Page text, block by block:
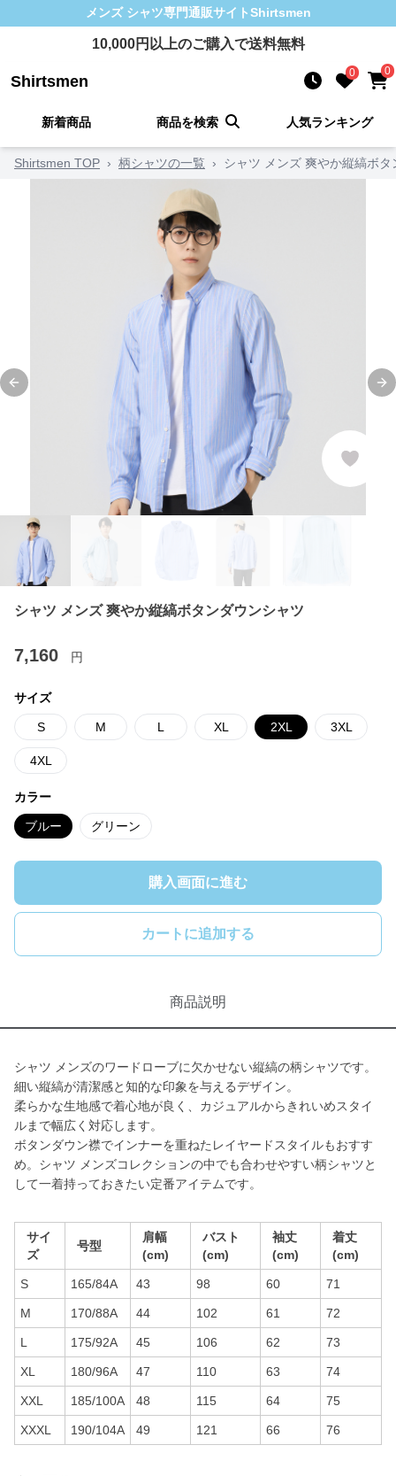
メンズ シャツ専門通販サイトShirtsmen
10,000円以上のご購入で送料無料
Shirtsmen 0 0
新着商品 商品を検索 人気ランキング
Shirtsmen TOP › 柄シャツの一覧 › シャツ メンズ 爽やか縦縞ボタ
Previous slide
シャツ メンズ 爽やか縦縞ボタンダウンシャツ
7,160 円
サイズ
S M L XL 2XL 3XL
4XL
カラー
ブルー グリーン
購入画面に進む
カートに追加する
商品説明
シャツ メンズのワードローブに欠かせない縦縞の柄シャツです。
細い縦縞が清潔感と知的な印象を与えるデザイン。
柔らかな生地感で着心地が良く、カジュアルからきれいめスタイ
ルまで幅広く対応します。
ボタンダウン襟でインナーを重ねたレイヤードスタイルもおすす
め。シャツ メンズコレクションの中でも合わせやすい柄シャツと
して一着持っておきたい定番アイテムです。
サイ
ズ
号型
肩幅
(cm)
バスト
(cm)
袖丈
(cm)
着丈
(cm)
S 165/84A 43 98 60 71
M 170/88A 44 102 61 72
L 175/92A 45 106 62 73
XL 180/96A 47 110 63 74
XXL 185/100A 48 115 64 75
XXXL 190/104A 49 121 66 76